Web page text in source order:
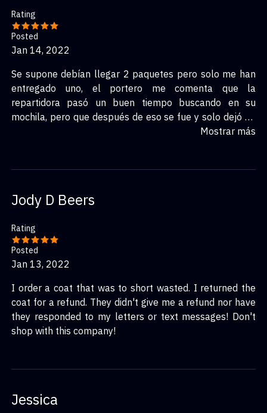
Rating
Posted
Jan 14, 2022
Se supone debían llegar 2 paquetes pero solo me han
entregado uno, el portero me comenta que la
repartidora pasó un buen tiempo buscando en su
mochila, pero que después de eso se fue y solo dejó un
Mostrar más
Jody D Beers
Rating
Posted
Jan 13, 2022
I order a coat that was to short wasted. I returned the
coat for a refund. They didn't give me a refund nor have
they responded to my letters or text messages! Don't
shop with this company!
Jessica